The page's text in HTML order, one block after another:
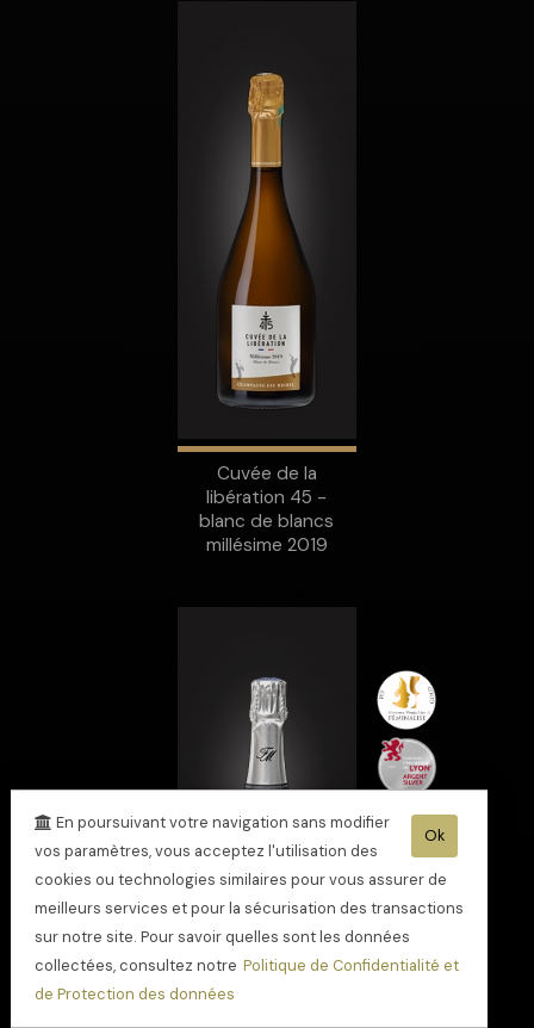
Cuvée de la
libération 45 -
blanc de blancs
millésime 2019
Ok
En poursuivant votre navigation sans modifier
vos paramètres, vous acceptez l'utilisation des
cookies ou technologies similaires pour vous assurer de
meilleurs services et pour la sécurisation des transactions
sur notre site. Pour savoir quelles sont les données
collectées, consultez notre Politique de Confidentialité et
de Protection des données